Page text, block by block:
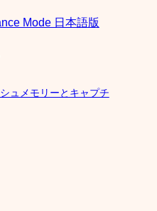
Mode 日本語版
ュメモリーとキャプチ